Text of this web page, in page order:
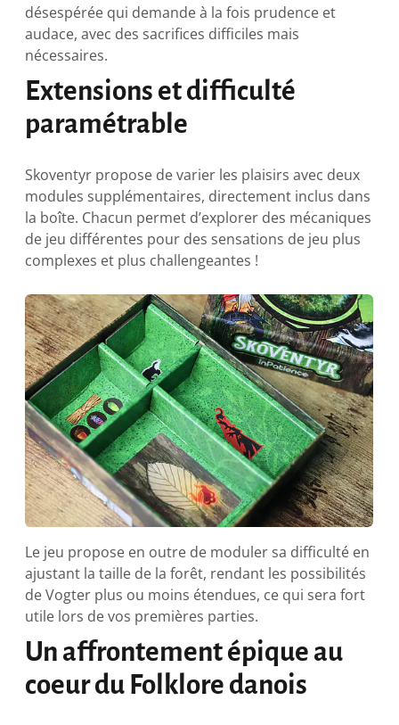
désespérée qui demande à la fois prudence et
audace, avec des sacrifices difficiles mais
nécessaires.
Extensions et difficulté
paramétrable
Skoventyr propose de varier les plaisirs avec deux
modules supplémentaires, directement inclus dans
la boîte. Chacun permet d’explorer des mécaniques
de jeu différentes pour des sensations de jeu plus
complexes et plus challengeantes !
Le jeu propose en outre de moduler sa difficulté en
ajustant la taille de la forêt, rendant les possibilités
de Vogter plus ou moins étendues, ce qui sera fort
utile lors de vos premières parties.
Un affrontement épique au
coeur du Folklore danois